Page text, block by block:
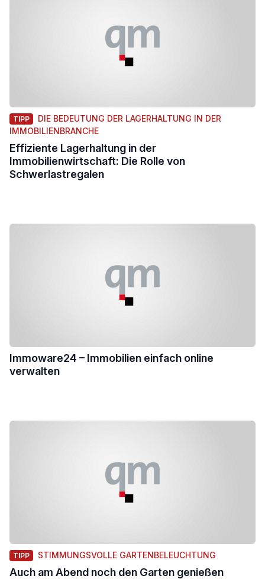
TIPP
DIE BEDEUTUNG DER LAGERHALTUNG IN DER
IMMOBILIENBRANCHE
Effiziente Lagerhaltung in der
Immobilienwirtschaft: Die Rolle von
Schwerlastregalen
Immoware24 – Immobilien einfach online
verwalten
TIPP STIMMUNGSVOLLE GARTENBELEUCHTUNG
Auch am Abend noch den Garten genießen